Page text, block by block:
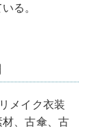
る。
メイク衣装
、古傘、古